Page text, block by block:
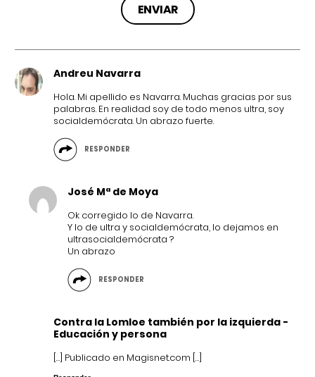
Andreu Navarra
Hola. Mi apellido es Navarra. Muchas gracias por sus
palabras. En realidad soy de todo menos ultra, soy
socialdemócrata. Un abrazo fuerte.
RESPONDER
José Mª de Moya
Ok corregido lo de Navarra.
Y lo de ultra y socialdemócrata, lo dejamos en
ultrasocialdemócrata ?
Un abrazo
RESPONDER
Contra la Lomloe también por la izquierda -
Educación y persona
[…] Publicado en Magisnet.com […]